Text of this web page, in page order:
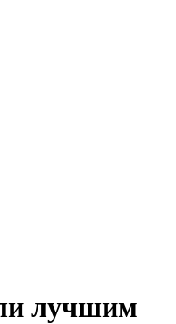
лучшим